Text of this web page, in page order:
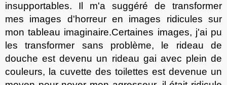
insupportables. Il m'a suggéré de transformer
mes images d'horreur en images ridiculessur
mon tableau imaginaire.Certaines images, j'ai pu
les transformer sans problème, le rideau de
douche est devenu un rideau gai avec plein de
couleurs, la cuvette des toilettes est devenue un